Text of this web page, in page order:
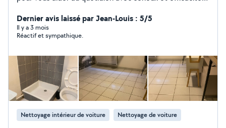
encombrants Aide au déménagement Divers services
selon vos besoins Je suis disponible, ponctuel et motivé
pour vous rendre service au mieux. N'hésitez pas à me
bientôt ! Reda
Dernier avis laissé par Jean-Louis : 5/5
Il y a 3 mois
Réactif et sympathique.
Nettoyage intérieur de voiture Nettoyage de voiture